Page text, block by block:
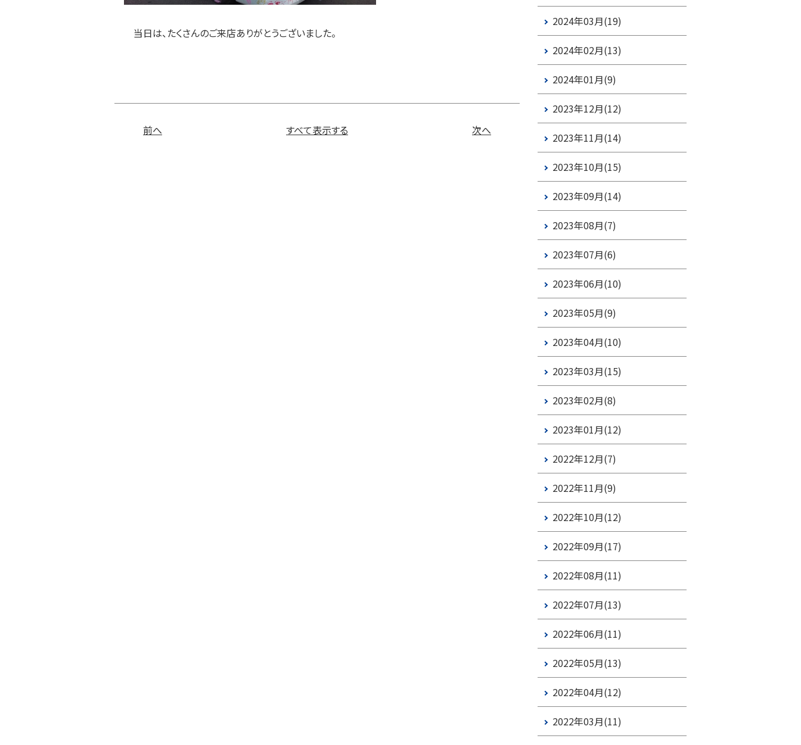
当日は、たくさんのご来店ありがとうございました。
前へ すべて表示する 次へ
2024年03月(19)
2024年02月(13)
2024年01月(9)
2023年12月(12)
2023年11月(14)
2023年10月(15)
2023年09月(14)
2023年08月(7)
2023年07月(6)
2023年06月(10)
2023年05月(9)
2023年04月(10)
2023年03月(15)
2023年02月(8)
2023年01月(12)
2022年12月(7)
2022年11月(9)
2022年10月(12)
2022年09月(17)
2022年08月(11)
2022年07月(13)
2022年06月(11)
2022年05月(13)
2022年04月(12)
2022年03月(11)